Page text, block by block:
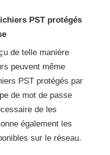
PST protégés
de telle manière
peuvent même
PST protégés par
de mot de passe
de les
également les
sur le réseau.